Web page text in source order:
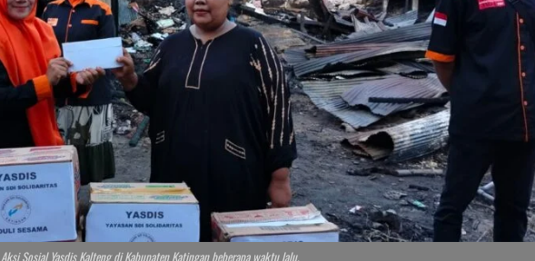
Aksi Sosial Yasdis Kalteng di Kabupaten Katingan beberapa waktu lalu.